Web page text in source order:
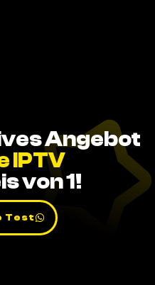
Angebot
IPTV
von 1!
Test